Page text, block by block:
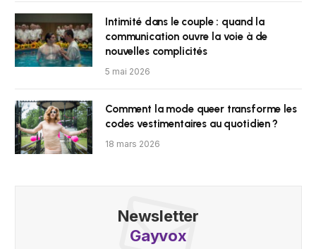
Intimité dans le couple : quand la
communication ouvre la voie à de
nouvelles complicités
5 mai 2026
Comment la mode queer transforme les
codes vestimentaires au quotidien ?
18 mars 2026
Newsletter
Gayvox